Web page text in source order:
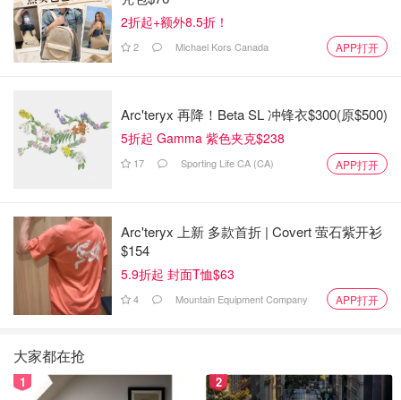
2折起+额外8.5折！
2 Michael Kors Canada APP打开
Arc'teryx 再降！Beta SL 冲锋衣$300(原$500)
5折起 Gamma 紫色夹克$238
17 Sporting Life CA (CA) APP打开
Arc'teryx 上新 多款首折 | Covert 萤石紫开衫
$154
5.9折起 封面T恤$63
4 Mountain Equipment Company APP打开
大家都在抢
1 2